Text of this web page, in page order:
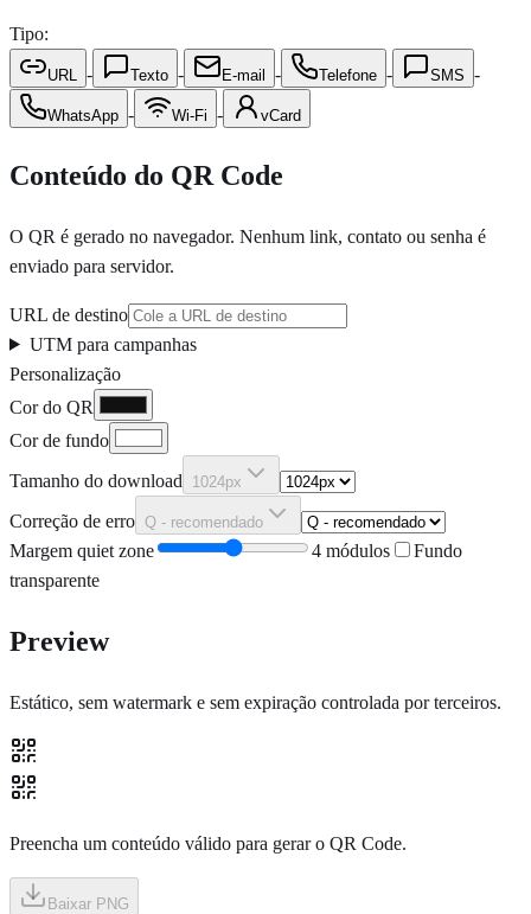
Tipo:
URL - Texto - E-mail - Telefone - SMS -
WhatsApp - Wi-Fi - vCard
Conteúdo do QR Code
O QR é gerado no navegador. Nenhum link, contato ou senha é
enviado para servidor.
URL de destino
UTM para campanhas
Personalização
Cor do QR
Cor de fundo
Tamanho do download
1024px
Correção de erro Q - recomendado
Margem quiet zone 4 módulos
Fundo
transparente
Preview
Estático, sem watermark e sem expiração controlada por terceiros.
Preencha um conteúdo válido para gerar o QR Code.
Baixar PNG